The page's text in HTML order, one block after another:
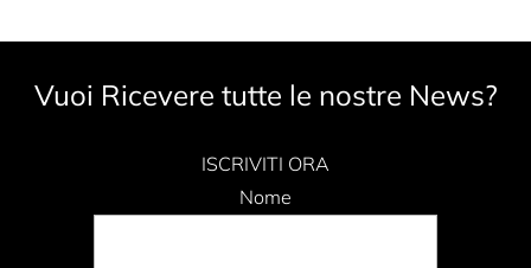
Vuoi Ricevere tutte le nostre News?
ISCRIVITI ORA
Nome